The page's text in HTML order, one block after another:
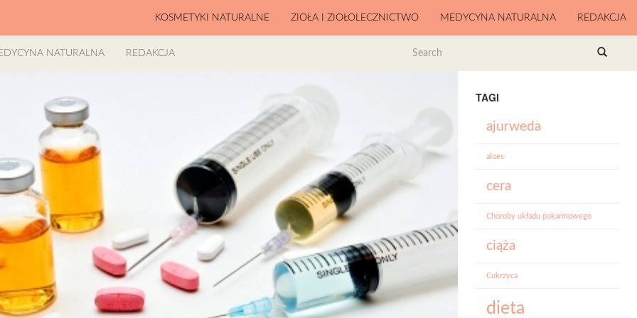
KOSMETYKI NATURALNE ZIOŁA I ZIOŁOLECZNICTWO MEDYCYNA NATURALNA REDAKCJA
NATURALNA REDAKCJA
TAGI
ajurweda
aloes
cera
Choroby układu pokarmowego
ciąża
Cukrzyca
dieta